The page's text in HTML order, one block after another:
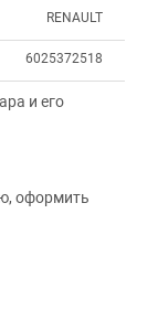
RENAULT
6025372518
и его
оформить